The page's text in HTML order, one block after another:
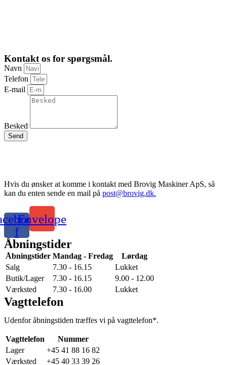
Kontakt os for spørgsmål.
Navn
Telefon
E-mail
Besked
Send
Hvis du ønsker at komme i kontakt med Brovig Maskiner ApS, så
kan du enten sende en mail på post@brovig.dk.
f
Envelope
Åbningstider
Åbningstider Mandag - Fredag
Lørdag
Salg
7.30 - 16.15
Lukket
Butik/Lager
7.30 - 16.15
9.00 - 12.00
Værksted
7.30 - 16.00 Lukket
Vagttelefon
Udenfor åbningstiden træffes vi på vagttelefon*.
Vagttelefon
Nummer
Lager
+45 41 88 16 82
Værksted
+45 40 33 39 26